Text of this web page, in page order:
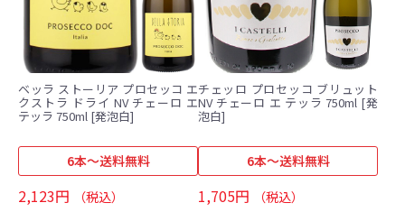
ベッラ ストーリア プロセッコ エ
クストラ ドライ NV チェーロ エ
テッラ 750ml [発泡白]
6本～送料無料
2,123円 （税込）
チェッロ プロセッコ ブリュット
NV チェーロ エ テッラ 750ml [発
泡白]
6本～送料無料
1,705円 （税込）